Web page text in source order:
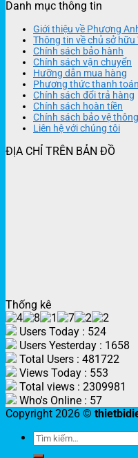
Danh mục thông tin
Giới thiệu về Phương
Thông tin về chủ sở hữu
Chính sách bảo hành
Chính sách vận chuyển
Hưỡng dẫn mua hàng
Phương thức thanh toán
Chính sách đổi trả hàng
Chính sách hoàn tiền
Chính sách bảo vệ
Liên hệ với chúng tôi
ĐỊA CHỈ TRÊN BẢN ĐỒ
Thống kê
Users Today : 524
Users Yesterday : 1658
Total Users : 481722
Views Today : 553
Total views : 2309981
Who's Online : 57
Copyright 2026 ©